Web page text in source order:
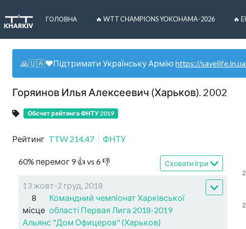
ГОЛОВНА 🔥 WTT CHAMPIONS YOKOHAMA-2026 🔥
🙏🇺🇦❤️Підтримати Українську Армію https://
Горяинов Илья Алексеевич (Харьков). 2002
Обсчет рейтинга ФНТУ 2019
Рейтинг TTW 214.47 ФНТУ
60% перемог 9👍 vs 6👎 Сховати ігри
13 жовт-2 груд, 2018
8
місце
Командний чемпіонат Харківської
області Первая Лига 2018-2019
Альянс "Дом Офицеров" (Харьков)